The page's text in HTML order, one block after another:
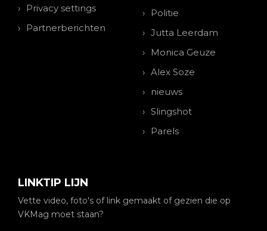
Privacy settings
Partnerberichten
Politie
Jutta Leerdam
Monica Geuze
Alex Soze
nieuws
Slingshot
Parels
LINKTIP LIJN
Vette video, foto's of link gemaakt of gezien die op
VKMag moet staan?